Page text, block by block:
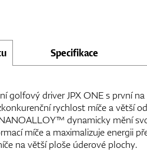
Specifikace
golfový driver JPX ONE s první
rychlost míče a větší
dynamicky mění
míče a maximalizuje energii
na větší ploše úderové plochy.